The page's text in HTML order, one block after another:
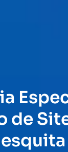
de